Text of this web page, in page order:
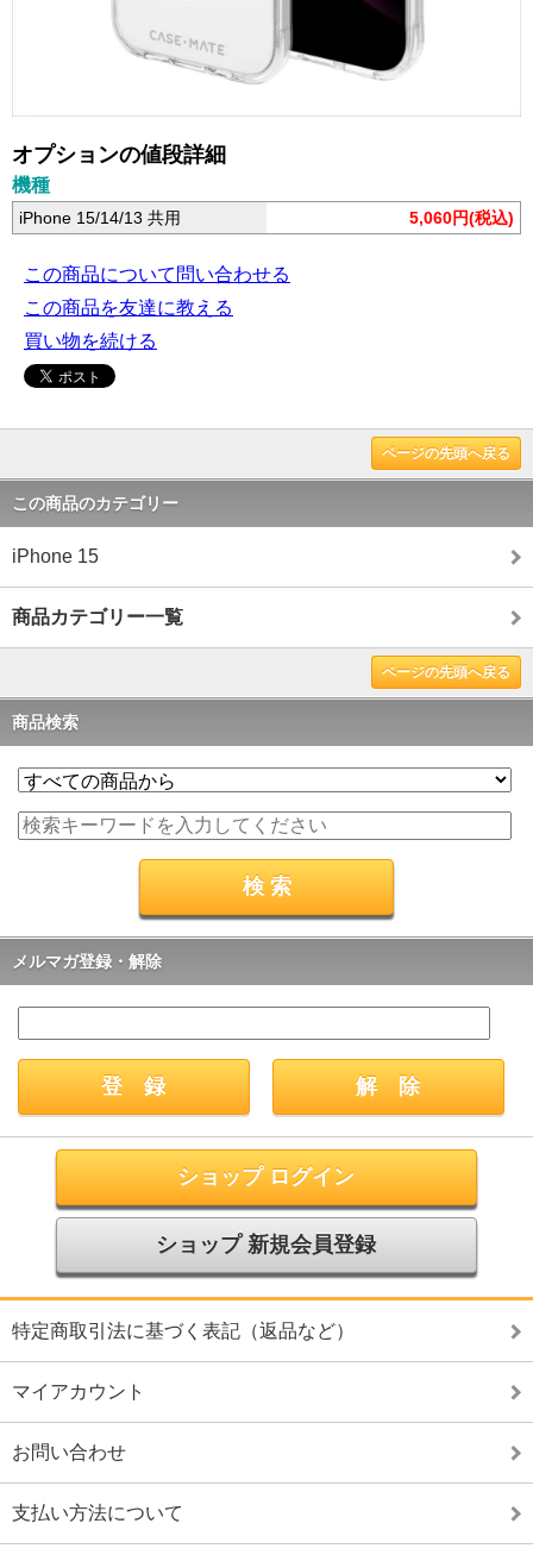
オプションの値段詳細
機種
iPhone 15/14/13 共用 5,060円(税込)
この商品について問い合わせる
この商品を友達に教える
買い物を続ける
ページの先頭へ戻る
この商品のカテゴリー
iPhone 15
商品カテゴリー一覧
ページの先頭へ戻る
商品検索
メルマガ登録・解除
ショップ ログイン
ショップ 新規会員登録
特定商取引法に基づく表記（返品など）
マイアカウント
お問い合わせ
支払い方法について